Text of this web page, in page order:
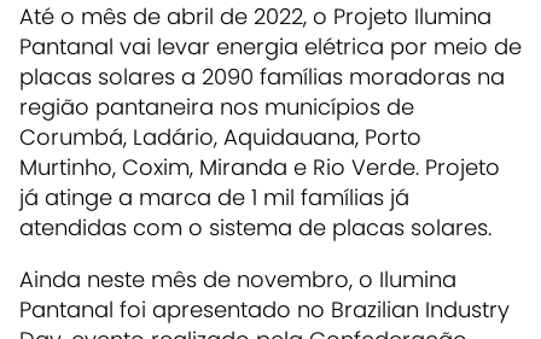
Até o mês de abril de 2022, o Projeto Ilumina
Pantanal vai levar energia elétrica por meio de
placas solares a 2090 famílias moradoras na
região pantaneira nos municípios de
Corumbá, Ladário, Aquidauana, Porto
Murtinho, Coxim, Miranda e Rio Verde. Projeto
já atinge a marca de 1 mil famílias já
atendidas com o sistema de placas solares.
Ainda neste mês de novembro, o Ilumina
Pantanal foi apresentado no Brazilian Industry